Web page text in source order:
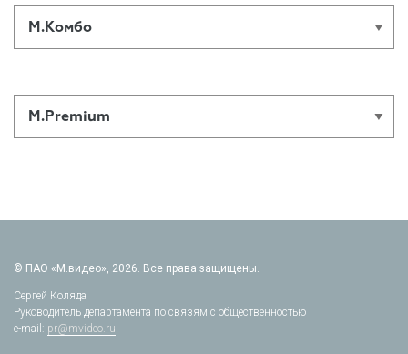
М.Комбо
М.Premium
© ПАО «М.видео», 2026. Все права защищены.
Сергей Коляда
Руководитель департамента по связям с общественностью
e-mail: pr@mvideo.ru